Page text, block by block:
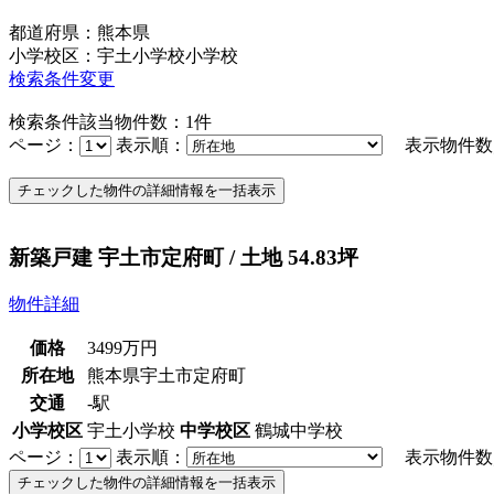
都道府県：熊本県
小学校区：宇土小学校小学校
検索条件変更
検索条件該当物件数： 1件
ページ：
表示順： 表示物件数
新築戸建 宇土市定府町 / 土地 54.83坪
物件詳細
価格 3499万円
所在地
熊本県宇土市定府町
交通
-駅
小学校区 宇土小学校 中学校区 鶴城中学校
ページ：
表示順： 表示物件数